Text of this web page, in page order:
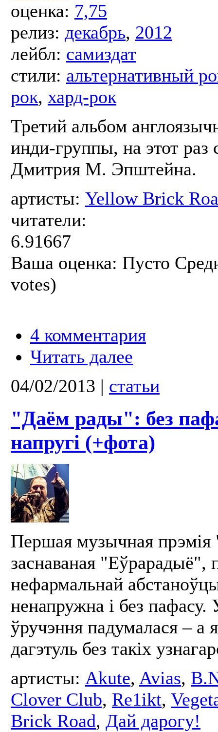
оценка: 7,75
релиз: декабрь, 2012
лейбл: самиздат
стили: альтернативный
рок, хард-рок
Третий альбом
инди-группы, на этот раз
Дмитрия М. Эпштейна.
артисты: Yellow Brick
читатели:
6.91667
Ваша оценка: Пусто
votes)
4 комментария
Читать далее
04/02/2013 | статьи
"Даём рады": без
напругі (+фота)
Першая музычная
заснаваная "Еўрарадыё",
нефармальнай
ненапружна і без
ўручэння падумалася – а
дагэтуль без такіх
артисты: Akute, Avias,
Clover Club, Re1ikt,
Brick Road, Дай дарогу!